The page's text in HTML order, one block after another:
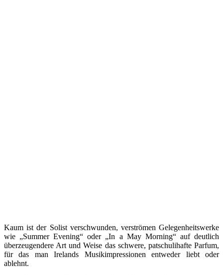
Kaum ist der Solist verschwunden, verströmen Gelegenheitswerke
wie „Summer Evening“ oder „In a May Morning“ auf deutlich
überzeugendere Art und Weise das schwere, patschulihafte Parfum,
für das man Irelands Musikimpressionen entweder liebt oder
ablehnt.